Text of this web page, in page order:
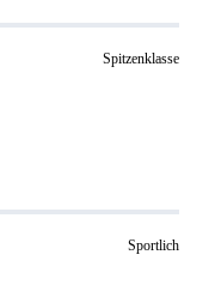
Spitzenklasse
Sportlich